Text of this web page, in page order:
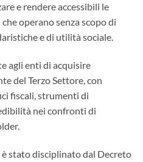
e rendere accessibili le
operano senza scopo di
e di utilità sociale.
agli enti di acquisire
del Terzo Settore, con
fiscali, strumenti di
nei confronti di
stato disciplinato dal Decreto